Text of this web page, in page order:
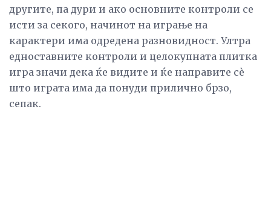
другите, па дури и ако основните контроли се
исти за секого, начинот на играње на
карактери има одредена разновидност. Ултра
едноставните контроли и целокупната плитка
игра значи дека ќе видите и ќе направите сè
што играта има да понуди прилично брзо,
сепак.